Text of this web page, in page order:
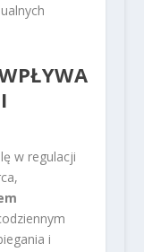
w regulacji
i